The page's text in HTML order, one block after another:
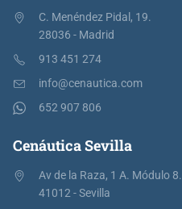
C. Menéndez Pidal, 19.
28036 - Madrid
913 451 274
info@cenautica.com
652 907 806
Cenáutica Sevilla
Av de la Raza, 1 A. Módulo 8.
41012 - Sevilla